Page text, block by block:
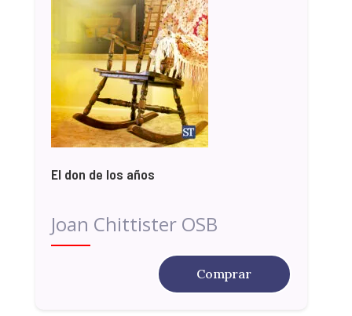
El don de los años
Joan Chittister OSB
Comprar